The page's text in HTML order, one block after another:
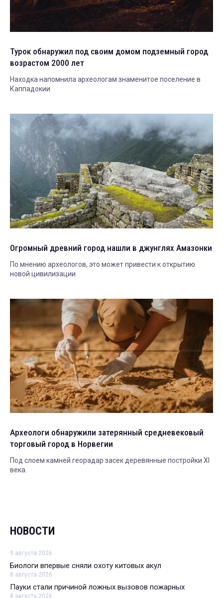
Турок обнаружил под своим домом подземный город
возрастом 2000 лет
Находка напомнила археологам знаменитое поселение в
Каппадокии
Огромный древний город нашли в джунглях Амазонки
По мнению археологов, это может привести к открытию
новой цивилизации
Археологи обнаружили затерянный средневековый
торговый город в Норвегии
Под слоем камней георадар засек деревянные постройки XI
века.
НОВОСТИ
9 августа 2026
Биологи впервые сняли охоту китовых акул
8 августа 2026
Пауки стали причиной ложных вызовов пожарных
8 августа 2026